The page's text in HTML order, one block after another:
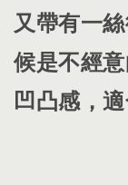
又帶有一
候是不經
凹凸感，